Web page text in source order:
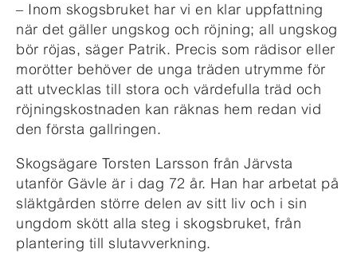
– Inom skogsbruket har vi en klar uppfattning
när det gäller ungskog och röjning; all ungskog
bör röjas, säger Patrik. Precis som rädisor eller
morötter behöver de unga träden utrymme för
att utvecklas till stora och värdefulla träd och
röjningskostnaden kan räknas hem redan vid
den första gallringen.
Skogsägare Torsten Larsson från Järvsta
utanför Gävle är i dag 72 år. Han har arbetat på
släktgården större delen av sitt liv och i sin
ungdom skött alla steg i skogsbruket, från
plantering till slutavverkning.